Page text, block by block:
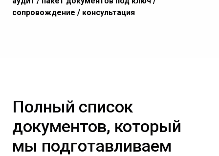
сопровождение / консультация
Полный список
документов, который
мы подготавливаем